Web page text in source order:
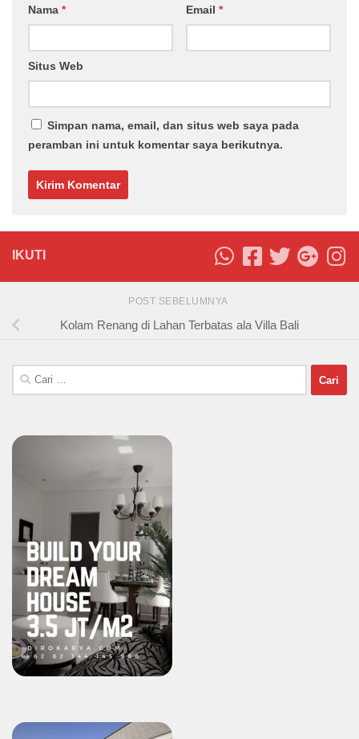
Nama * Email *
Situs Web
Simpan nama, email, dan situs web saya pada
peramban ini untuk komentar saya berikutnya.
IKUTI
POST SEBELUMNYA
Kolam Renang di Lahan Terbatas ala Villa Bali
Cari
untuk: